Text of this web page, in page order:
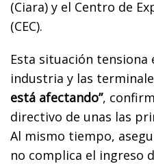
(Ciara) y el Centro de
(CEC).
Esta situación
industria y las
está afectando”,
directivo de unas las
Al mismo tiempo,
no complica el ingreso